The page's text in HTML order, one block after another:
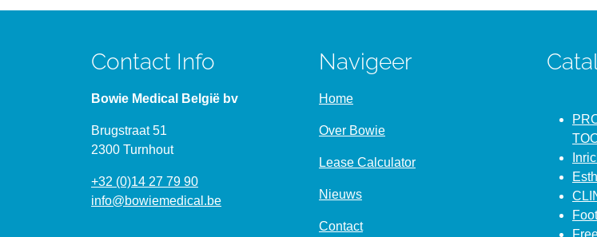
Contact Info
Bowie Medical België bv
Brugstraat 51
2300 Turnhout
+32 (0)14 27 79 90
info@bowiemedical.be
Navigeer
Home
Over Bowie
Lease Calculator
Nieuws
Contact